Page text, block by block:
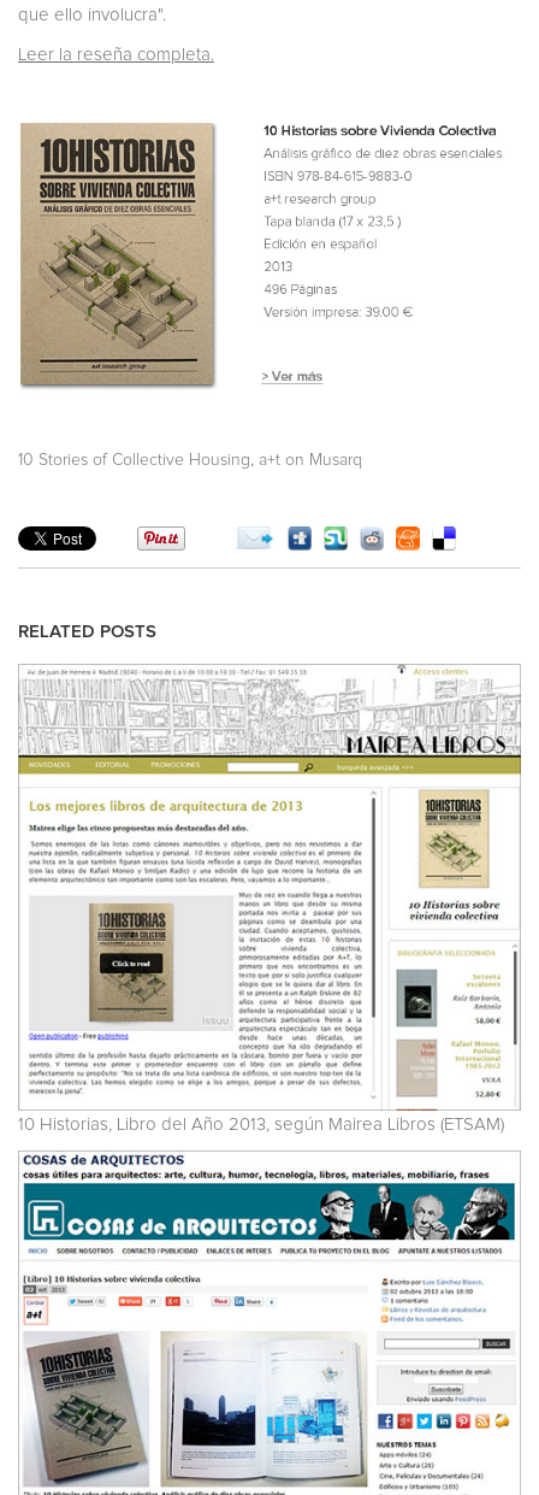
que ello involucra".
Leer la reseña completa.
10 Stories of Collective Housing a+t on Musarq
RELATED POSTS
10 Historias, Libro del Año 2013, según Mairea Libros (ETSAM)